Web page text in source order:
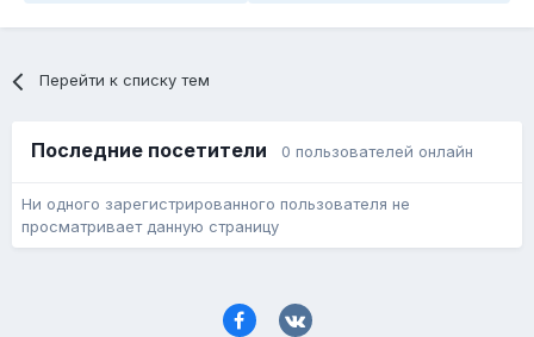
Перейти к списку тем
Последние посетители 0 пользователей онлайн
Ни одного зарегистрированного пользователя не
просматривает данную страницу